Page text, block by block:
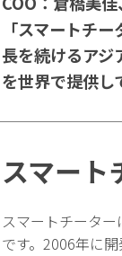
「スマートチ
長を続けるアジ
を世界で提供し
スマート
スマートチータ
です。2006年に